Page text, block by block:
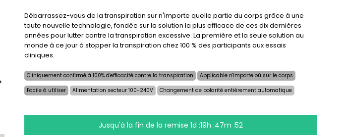
Débarrassez-vous de la transpiration sur n'importe quelle partie du corps grâce à une
toute nouvelle technologie, fondée sur la solution la plus efficace de ces dix dernières
années pour lutter contre la transpiration excessive. La première et la seule solution au
monde à ce jour à stopper la transpiration chez 100 % des participants aux essais
cliniques.
Cliniquement confirmé à 100% d'efficacité contre la transpiration
Applicable n'importe où sur le corps
Facile à utiliser
Alimentation secteur 100-240V Changement de polarité entièrement automatique
Jusqu'à la fin de la remise1d :19h :47m :51